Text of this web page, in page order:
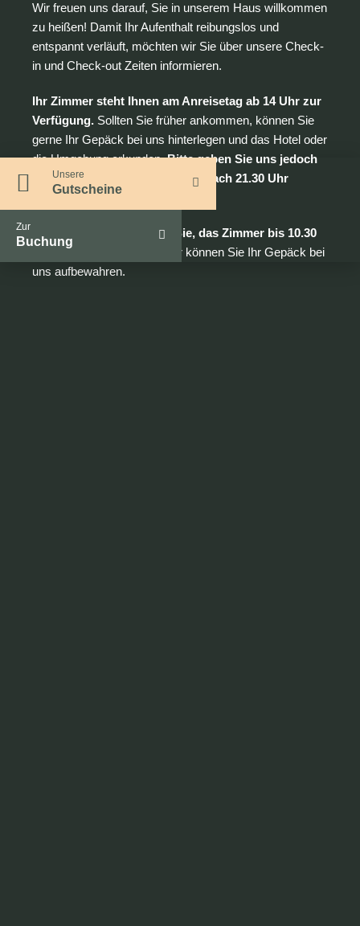
Wir freuen uns darauf, Sie in unserem Haus willkommen
zu heißen! Damit Ihr Aufenthalt reibungslos und
entspannt verläuft, möchten wir Sie über unsere Check-
in und Check-out Zeiten informieren.
Ihr Zimmer steht Ihnen am Anreisetag ab 14 Uhr zur
Verfügung. Sollten Sie früher ankommen, können Sie
gerne Ihr Gepäck bei uns hinterlegen und das Hotel oder
die Umgebung erkunden.Bitte geben Sie uns jedoch
im Voraus Bescheid, wenn Sie nach 21.30 Uhr
anreisen.
Am Abreisetag bitten wir Sie, das Zimmer bis 10.30
Uhr zu verlassen.
Auch hier können Sie Ihr Gepäck bei
uns aufbewahren.
Unsere
Gutscheine
Zur
Buchung